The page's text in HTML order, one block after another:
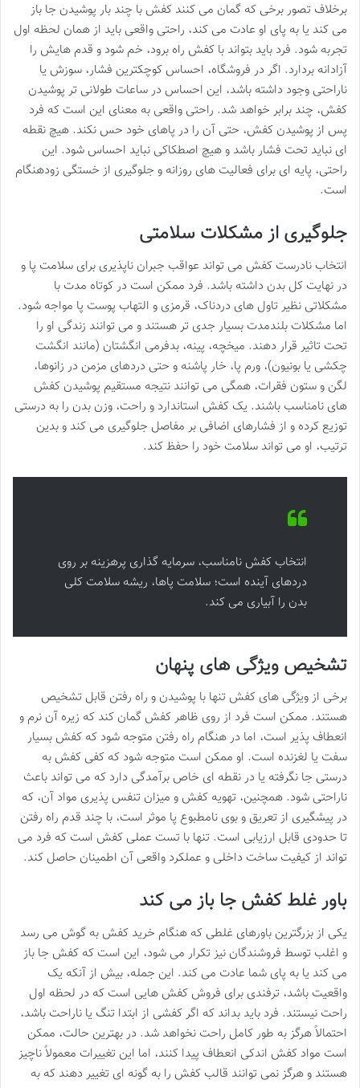
برخلاف تصور برخی که گمان می کنند کفش با چند بار پوشیدن جا باز
می کند یا به پای او عادت می کند، راحتی واقعی باید از همان لحظه اول
تجربه شود. فرد باید بتواند با کفش راه برود، خم شود و قدم هایش را
آزادانه بردارد. اگر در فروشگاه، احساس کوچکترین فشار، سوزش یا
ناراحتی وجود داشته باشد، این احساس در ساعات طولانی تر پوشیدن
کفش، چند برابر خواهد شد. راحتی واقعی به معنای این است که فرد
پس از پوشیدن کفش، حتی آن را در پاهای خود حس نکند. هیچ نقطه
ای نباید تحت فشار باشد و هیچ اصطکاکی نباید احساس شود. این
راحتی، پایه ای برای فعالیت های روزانه و جلوگیری از خستگی زودهنگام
است.
جلوگیری از مشکلات سلامتی
انتخاب نادرست کفش می تواند عواقب جبران ناپذیری برای سلامت پا و
در نهایت کل بدن داشته باشد. فرد ممکن است در کوتاه مدت با
مشکلاتی نظیر تاول های دردناک، قرمزی و التهاب پوست پا مواجه شود.
اما مشکلات بلندمدت بسیار جدی تر هستند و می توانند زندگی او را
تحت تاثیر قرار دهند. میخچه، پینه، بدفرمی انگشتان (مانند انگشت
چکشی یا بونیون)، ورم پا، خار پاشنه و حتی دردهای مزمن در زانوها،
لگن و ستون فقرات، همگی می توانند نتیجه مستقیم پوشیدن کفش
های نامناسب باشند. یک کفش استاندارد و راحت، وزن بدن را به درستی
توزیع کرده و از فشارهای اضافی بر مفاصل جلوگیری می کند و بدین
ترتیب، او می تواند سلامت خود را حفظ کند.
انتخاب کفش نامناسب، سرمایه گذاری پرهزینه بر روی
دردهای آینده است؛ سلامت پاها، ریشه سلامت کلی
بدن را آبیاری می کند.
تشخیص ویژگی های پنهان
برخی از ویژگی های کفش تنها با پوشیدن و راه رفتن قابل تشخیص
هستند. ممکن است فرد از روی ظاهر کفش گمان کند که زیره آن نرم و
انعطاف پذیر است، اما در هنگام راه رفتن متوجه شود که کفش بسیار
سفت یا لغزنده است. او ممکن است متوجه شود که کفی کفش به
درستی جا نگرفته یا در نقطه ای خاص برآمدگی دارد که می تواند باعث
ناراحتی شود. همچنین، تهویه کفش و میزان تنفس پذیری مواد آن، که
در پیشگیری از تعریق و بوی نامطبوع پا موثر است، با چند قدم راه رفتن
تا حدودی قابل ارزیابی است. تنها با تست عملی کفش است که فرد می
تواند از کیفیت ساخت داخلی و عملکرد واقعی آن اطمینان حاصل کند.
باور غلط کفش جا باز می کند
یکی از بزرگترین باورهای غلطی که هنگام خرید کفش به گوش می رسد
و اغلب توسط فروشندگان نیز تکرار می شود، این است که کفش جا باز
می کند یا به پای شما عادت می کند. این جمله، بیش از آنکه یک
واقعیت باشد، ترفندی برای فروش کفش هایی است که در لحظه اول
راحت نیستند. فرد باید بداند که اگر کفشی از ابتدا تنگ یا ناراحت باشد،
احتمالاً هرگز به طور کامل راحت نخواهد شد. در بهترین حالت، ممکن
است مواد کفش اندکی انعطاف پیدا کنند، اما این تغییرات معمولاً ناچیز
هستند و هرگز نمی توانند قالب کفش را به گونه ای تغییر دهند که به